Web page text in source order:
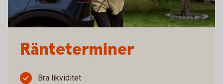
Ränteterminer
Bra likviditet